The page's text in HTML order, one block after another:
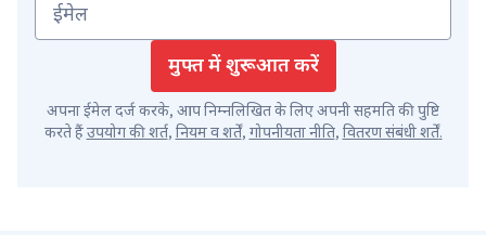
ईमेल
मुफ्त में शुरूआत करें
अपना ईमेल दर्ज करके, आप निम्नलिखित के लिए अपनी सहमति की पुष्टि
करते हैंउपयोग की शर्त,नियम व शर्तें,गोपनीयता नीति,वितरण संबंधी शर्तें.